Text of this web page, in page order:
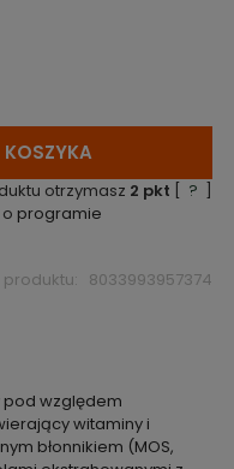
KOSZYKA
otrzymasz 2 pkt [ ? ]
programie
produktu: 8033993957374
pod względem
witaminy i
błonnikiem (MOS,